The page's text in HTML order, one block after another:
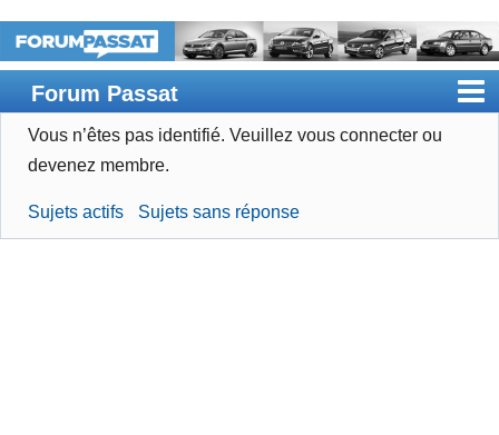
Forum Passat
Accueil
Devenir membre
Vous n’êtes pas identifié. Veuillez vous connecter ou
devenez membre.
Sujets actifs Sujets sans réponse